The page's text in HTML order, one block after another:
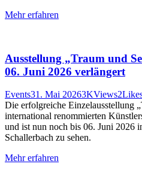
Mehr erfahren
Ausstellung „Traum und
06. Juni 2026 verlängert
Events31. Mai 20263KViews2
Die erfolgreiche Einzelausstellung
international renommierten
und ist nun noch bis 06. Juni 2026
Schallerbach zu sehen.
Mehr erfahren